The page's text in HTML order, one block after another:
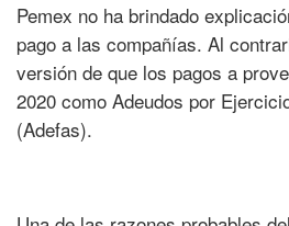
Pemex no ha brindado
pago a las compañías. Al
versión de que los pagos a
2020 como Adeudos por
(Adefas).